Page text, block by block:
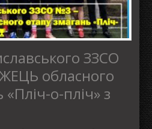
ЗЗСО
обласного
о-пліч» з